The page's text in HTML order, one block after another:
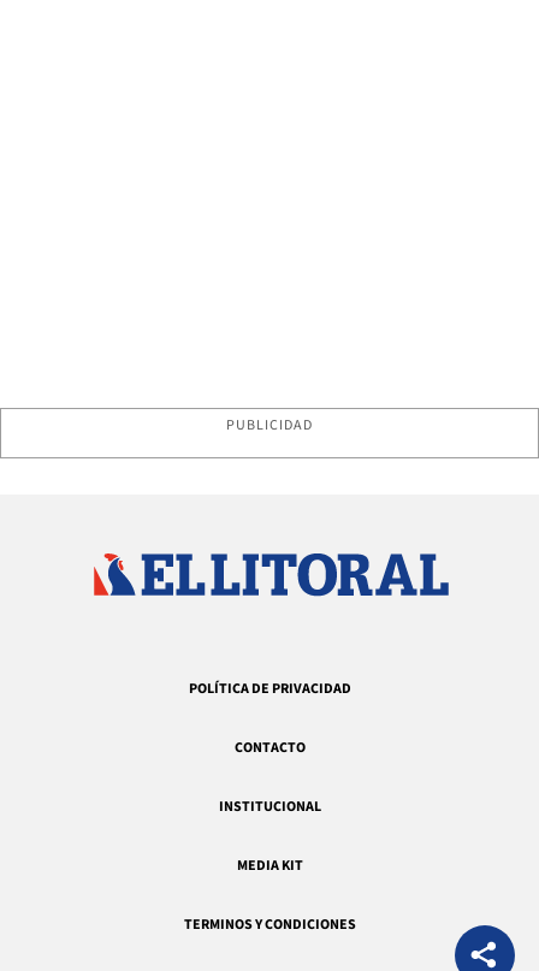
PUBLICIDAD
POLÍTICA DE PRIVACIDAD
CONTACTO
INSTITUCIONAL
MEDIA KIT
TERMINOS Y CONDICIONES